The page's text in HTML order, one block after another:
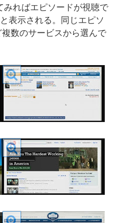
みればエピソードが視聴で
表示される。同じエピソ
数のサービスから選んで